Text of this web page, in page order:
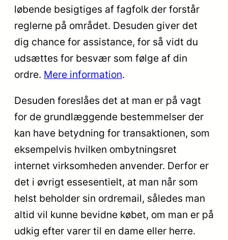
løbende besigtiges af fagfolk der forstår
reglerne på området. Desuden giver det
dig chance for assistance, for så vidt du
udsættes for besvær som følge af din
ordre. Mere information.
Desuden foreslåes det at man er på vagt
for de grundlæggende bestemmelser der
kan have betydning for transaktionen, som
eksempelvis hvilken ombytningsret
internet virksomheden anvender. Derfor er
det i øvrigt essesentielt, at man når som
helst beholder sin ordremail, således man
altid vil kunne bevidne købet, om man er på
udkig efter varer til en dame eller herre.